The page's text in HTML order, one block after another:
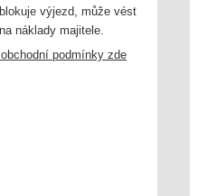
výjezd, může vést
náklady majitele.
podmínky zde